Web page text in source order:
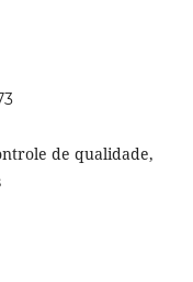
de qualidade,